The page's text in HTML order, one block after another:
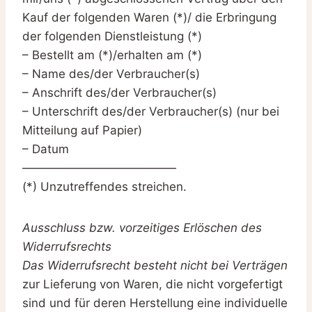
Kauf der folgenden Waren (*)/ die Erbringung
der folgenden Dienstleistung (*)
– Bestellt am (*)/erhalten am (*)
– Name des/der Verbraucher(s)
– Anschrift des/der Verbraucher(s)
– Unterschrift des/der Verbraucher(s) (nur bei
Mitteilung auf Papier)
– Datum
—————————————
(*) Unzutreffendes streichen.
Ausschluss bzw. vorzeitiges Erlöschen des
Widerrufsrechts
Das Widerrufsrecht besteht nicht bei Verträgen
zur Lieferung von Waren, die nicht vorgefertigt
sind und für deren Herstellung eine individuelle